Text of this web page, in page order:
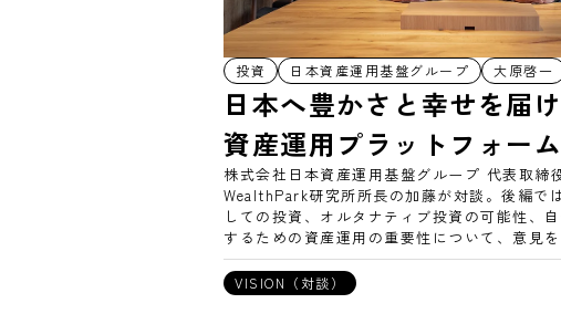
投資 日本資産運用基盤グループ 大原啓一
日本へ豊かさと幸せを届
資産運用プラットフォーム
株式会社日本資産運用基盤グループ 代表取締
WealthPark研究所所長の加藤が対談。後編で
しての投資、オルタナティブ投資の可能性、
するための資産運用の重要性について、意見を
VISION（対談）